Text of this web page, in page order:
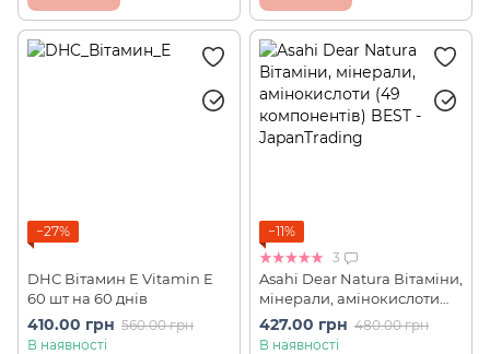
−27%
DHC Вітамин E Vitamin E
60 шт на 60 днів
410.00 грн 560.00 грн
В наявності
−11%
3
Asahi Dear Natura Вітаміни,
мінерали, амінокислоти
(49 компонентів) BEST 80
шт на 20 днів
427.00 грн 480.00 грн
В наявності